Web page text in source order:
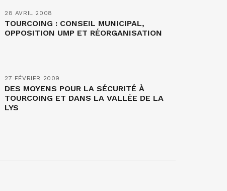
28 AVRIL 2008
TOURCOING : CONSEIL MUNICIPAL,
OPPOSITION UMP ET RÉORGANISATION
27 FÉVRIER 2009
DES MOYENS POUR LA SÉCURITÉ À
TOURCOING ET DANS LA VALLÉE DE LA
LYS